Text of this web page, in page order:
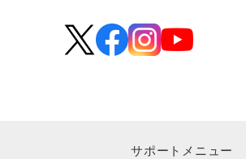
サポートメニュー